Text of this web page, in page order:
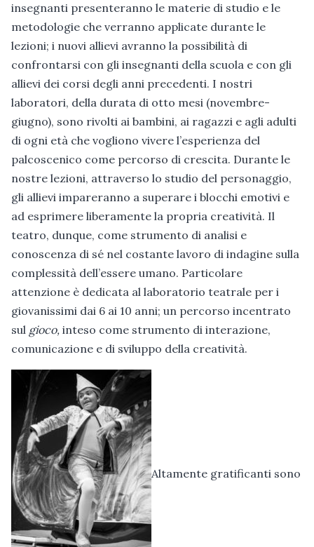
insegnanti presenteranno le materie di studio e le
metodologie che verranno applicate durante le
lezioni; i nuovi allievi avranno la possibilità di
confrontarsi con gli insegnanti della scuola e con gli
allievi dei corsi degli anni precedenti. I nostri
laboratori, della durata di otto mesi (novembre-
giugno), sono rivolti ai bambini, ai ragazzi e agli adulti
di ogni età che vogliono vivere l’esperienza del
palcoscenico come percorso di crescita. Durante le
nostre lezioni, attraverso lo studio del personaggio,
gli allievi impareranno a superare i blocchi emotivi e
ad esprimere liberamente la propria creatività. Il
teatro, dunque, come strumento di analisi e
conoscenza di sé nel costante lavoro di indagine sulla
complessità dell’essere umano. Particolare
attenzione è dedicata al laboratorio teatrale per i
giovanissimi dai 6 ai 10 anni; un percorso incentrato
sul gioco, inteso come strumento di interazione,
comunicazione e di sviluppo della creatività.
Altamente gratificanti sono